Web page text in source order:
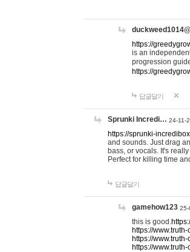
https://
is an
progression
https://
답글달기
Sprunki Incredi… 24-11-
https://sprunki-
and sounds. Just drag
bass, or vocals. It's
Perfect for killing time
답글달기
gamehow123 25-
this is good.
https://
https://
https://